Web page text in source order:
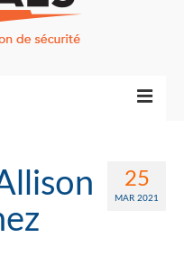
25
MAR 2021